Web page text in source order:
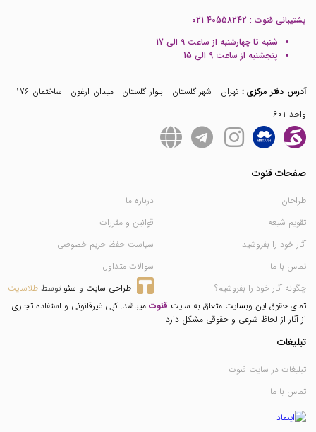
پشتیبانی قنوت : 021 40558242
شنبه تا چهارشنبه از ساعت 9 الی 17
پنجشنبه از ساعت 9 الی 15
آدرس دفتر مرکزی :
تهران - شهر گلستان - بلوار گلستان - میدان ارغون - ساختمان 176 -
واحد 601
صفحات قنوت
طراحان
تقویم شیعه
آثار خود را بفروشید
تماس با ما
چگونه آثار خود را بفروشیم؟
درباره ما
قوانین و مقررات
سیاست حفظ حریم خصوصی
سوالات متداول
طراحی سایت و سئو توسط طلاسایت
تمای حقوق این وبسایت متعلق به سایت قنوت میباشد. کپی غیرقانونی و استفاده تجاری
از آثار از لحاظ شرعی و حقوقی مشکل دارد
تبلیغات
تبلیغات در سایت قنوت
تماس با ما